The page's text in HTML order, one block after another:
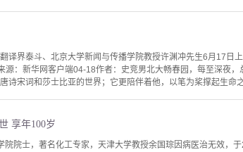
译界泰斗、北京大学新闻与传播学院教授许渊冲先生6月17日
源：新华网客户端04-18作者：史竞男北大畅春园，每至深夜
诗宋词和莎士比亚的世界；它更陪伴着他，以笔为桨撑起生
享年100岁
院士，著名化工专家，天津大学教授余国琮因病医治无效，